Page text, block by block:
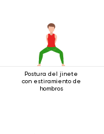
Postura del jinete
con estiramiento de
hombros